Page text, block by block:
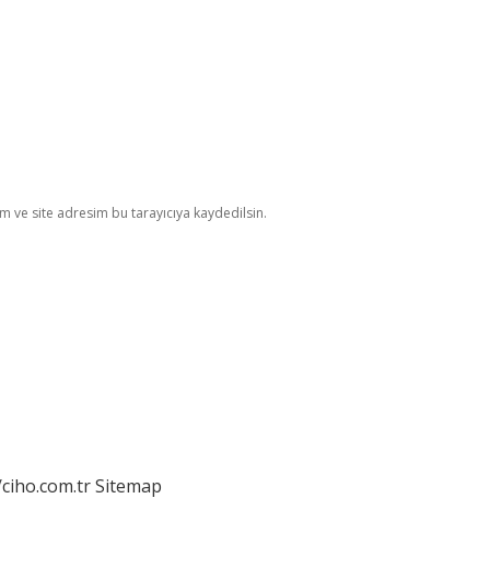
ve site adresim bu tarayıcıya kaydedilsin.
Sitemap